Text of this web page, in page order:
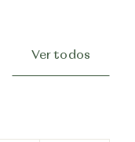
Ver todos